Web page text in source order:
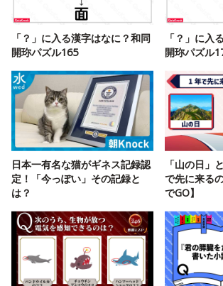
「？」に入る漢字はなに？和同
開珎パズル165
「？」に入
開珎パズル
日本一有名な猫がギネス記録認
定！「今っぽい」その記録と
は？
「山の日」
で先に来る
でGO】